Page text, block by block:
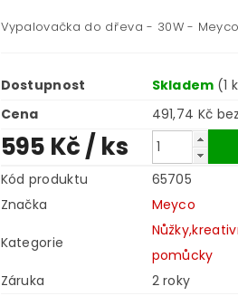
Vypalovačka do dřeva - 30W -
Dostupnost Skladem (1
Cena
595 Kč/ ks
Kód produktu
65705
Značka
Meyco
Kategorie
pomůcky
Záruka
2 roky